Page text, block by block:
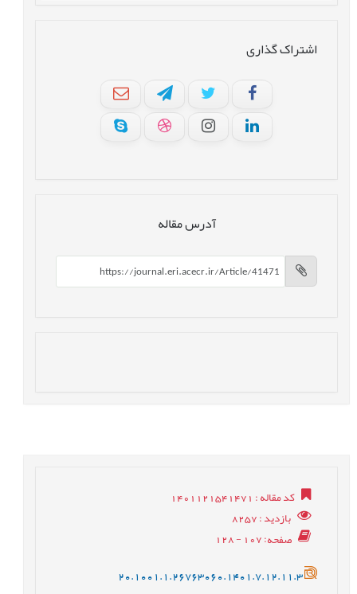
اشتراک گذاری
آدرس مقاله
کد مقاله: 1401121541471
بازدید: 8257
صفحه: 107 - 128
20.1001.1.26763060.1401.7.12.11.3